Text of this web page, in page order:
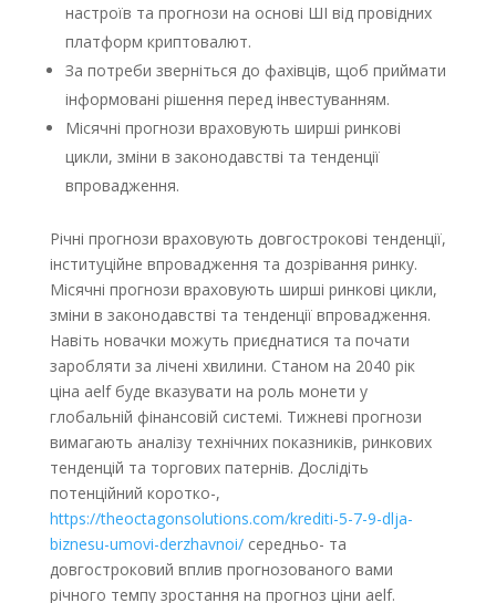
настроїв та прогнози на основі ШІ від провідних
платформ криптовалют.
За потреби зверніться до фахівців, щоб приймати
інформовані рішення перед інвестуванням.
Місячні прогнози враховують ширші ринкові
цикли, зміни в законодавстві та тенденції
впровадження.
Річні прогнози враховують довгострокові тенденції,
інституційне впровадження та дозрівання ринку.
Місячні прогнози враховують ширші ринкові цикли,
зміни в законодавстві та тенденції впровадження.
Навіть новачки можуть приєднатися та почати
заробляти за лічені хвилини. Станом на 2040 рік
ціна aelf буде вказувати на роль монети у
глобальній фінансовій системі. Тижневі прогнози
вимагають аналізу технічних показників, ринкових
тенденцій та торгових патернів. Дослідіть
потенційний коротко-,
https://theoctagonsolutions.com/krediti-5-7-9-dlja-
biznesu-umovi-derzhavnoi/середньо- та
довгостроковий вплив прогнозованого вами
річного темпу зростання на прогноз ціни aelf.